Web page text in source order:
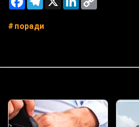
поради